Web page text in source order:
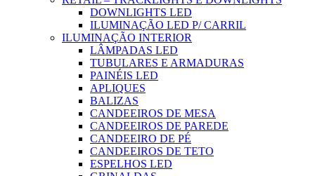
DOWNLIGHTS LED
ILUMINAÇÃO LED P/ CARRIL
ILUMINAÇÃO INTERIOR
LÂMPADAS LED
TUBULARES E ARMADURAS
PAINÉIS LED
APLIQUES
BALIZAS
CANDEEIROS DE MESA
CANDEEIROS DE PAREDE
CANDEEIRO DE PÉ
CANDEEIROS DE TETO
ESPELHOS LED